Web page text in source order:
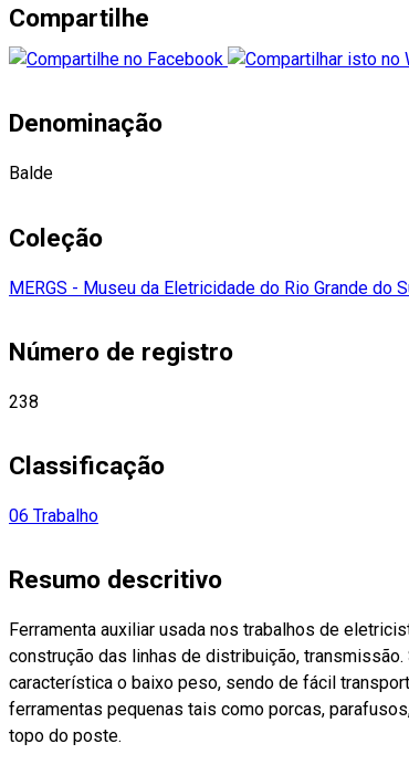
Compartilhe
Denominação
Balde
Coleção
MERGS - Museu da Eletricidade do Rio Grande do
Número de registro
238
Classificação
06 Trabalho
Resumo descritivo
Ferramenta auxiliar usada nos trabalhos de
construção das linhas de distribuição,
característica o baixo peso, sendo de fácil
ferramentas pequenas tais como porcas,
topo do poste.